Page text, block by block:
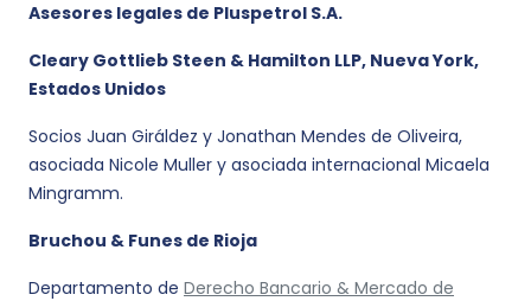
Asesores legales de Pluspetrol S.A.
Cleary Gottlieb Steen & Hamilton LLP, Nueva York,
Estados Unidos
Socios Juan Giráldez y Jonathan Mendes de Oliveira,
asociada Nicole Muller y asociada internacional Micaela
Mingramm.
Bruchou & Funes de Rioja
Departamento de Derecho Bancario & Mercado de